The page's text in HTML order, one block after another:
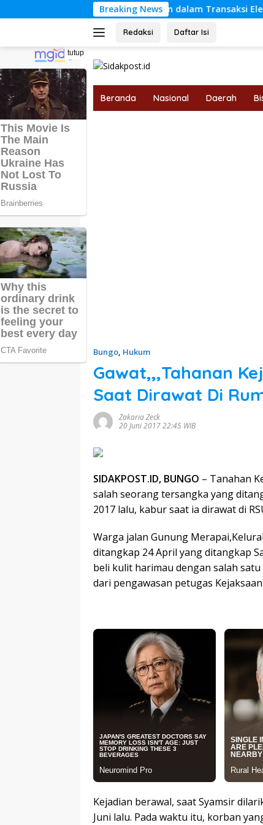
ke
Breaking News
Hak Konsumen dalam Transaksi Elektronik
Redaksi Daftar Isi
tutup
Beranda Nasional Daerah
Bungo, Hukum
Gawat,,,Tahanan
Saat Dirawat Di
Zakaria Zeck
20 Juni 2017 22:45 WIB
SIDAKPOST.ID, BUNGO – Tanahan
salah seorang tersangka yang
2017 lalu, kabur saat ia dirawat di
Warga jalan Gunung
ditangkap 24 April yang ditangkap
beli kulit harimau dengan salah
dari pengawasan petugas
Kejadian berawal, saat Syamsir
Juni lalu. Pada waktu itu, korban